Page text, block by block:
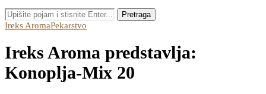
Pretraga
Ireks AromaPekarstvo
Ireks Aroma predstavlja:
Konoplja-Mix 20